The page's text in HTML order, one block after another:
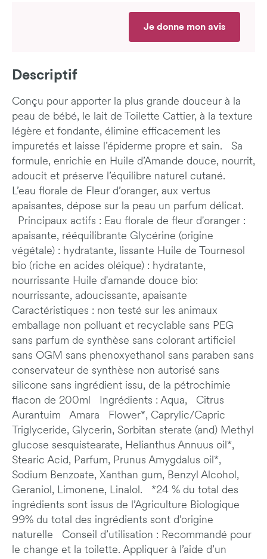
Je donne mon avis
Descriptif
Conçu pour apporter la plus grande douceur à la
peau de bébé, le lait de Toilette Cattier, à la texture
légère et fondante, élimine efficacement les
impuretés et laisse l’épiderme propre et sain. Sa
formule, enrichie en Huile d’Amande douce, nourrit,
adoucit et préserve l’équilibre naturel cutané.
L’eau florale de Fleur d’oranger, aux vertus
apaisantes, dépose sur la peau un parfum délicat.
Principaux actifs : Eau florale de fleur d'oranger :
apaisante, rééquilibrante Glycérine (origine
végétale) : hydratante, lissante Huile de Tournesol
bio (riche en acides oléique) : hydratante,
nourrissante Huile d'amande douce bio:
nourrissante, adoucissante, apaisante
Caractéristiques : non testé sur les animaux
emballage non polluant et recyclable sans PEG
sans parfum de synthèse sans colorant artificiel
sans OGM sans phenoxyethanol sans paraben sans
conservateur de synthèse non autorisé sans
silicone sans ingrédient issu, de la pétrochimie
flacon de 200ml Ingrédients : Aqua, Citrus
Aurantuim Amara Flower*, Caprylic/Capric
Triglyceride, Glycerin, Sorbitan sterate (and) Methyl
glucose sesquistearate, Helianthus Annuus oil*,
Stearic Acid, Parfum, Prunus Amygdalus oil*,
Sodium Benzoate, Xanthan gum, Benzyl Alcohol,
Geraniol, Limonene, Linalol. *24 % du total des
ingrédients sont issus de l’Agriculture Biologique
99% du total des ingrédients sont d’origine
naturelle Conseil d’utilisation : Recommandé pour
le change et la toilette. Appliquer à l’aide d’un